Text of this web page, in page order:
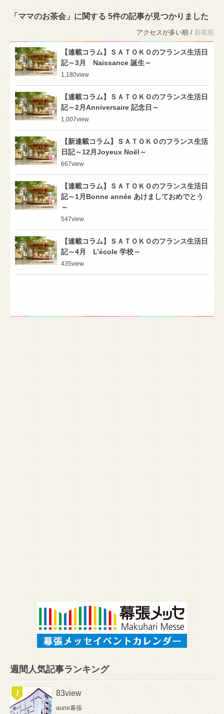
「ママのお茶会」に関する 5件の記事が見つかりました
アクセスが多い順 / 新着順
【連載コラム】ＳＡＴＯＫＯのフランス生活日
記～3月 Naissance 誕生～
1,180view
【連載コラム】ＳＡＴＯＫＯのフランス生活日
記～2月Anniversaire 記念日～
1,007view
【新連載コラム】ＳＡＴＯＫＯのフランス生活
日記～12月Joyeux Noël～
667view
【連載コラム】ＳＡＴＯＫＯのフランス生活日
記～1月Bonne année あけましておめでとう
～
547view
【連載コラム】ＳＡＴＯＫＯのフランス生活日
記～4月 L’école 学校～
435view
週間人気記事ランキング
83view
aune幕張